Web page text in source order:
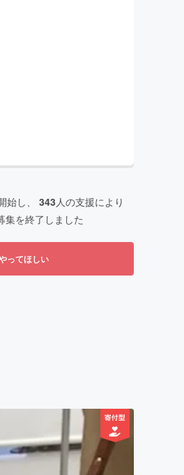
始し、 343人の支援により
集を終了しました
ってほしい